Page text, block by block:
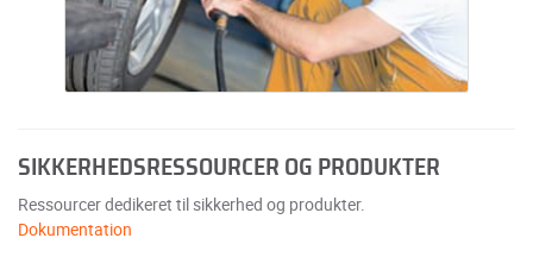
SIKKERHEDSRESSOURCER OG PRODUKTER
Ressourcer dedikeret til sikkerhed og produkter.
Dokumentation